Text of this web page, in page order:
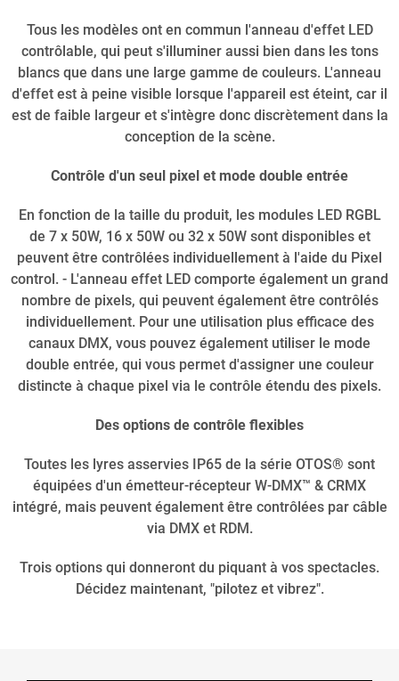
Tous les modèles ont en commun l'anneau d'effet LED
contrôlable, qui peut s'illuminer aussi bien dans les tons
blancs que dans une large gamme de couleurs. L'anneau
d'effet est à peine visible lorsque l'appareil est éteint, car il
est de faible largeur et s'intègre donc discrètement dans la
conception de la scène.
Contrôle d'un seul pixel et mode double entrée
En fonction de la taille du produit, les modules LED RGBL
de 7 x 50W, 16 x 50W ou 32 x 50W sont disponibles et
peuvent être contrôlées individuellement à l'aide du Pixel
control. - L'anneau effet LED comporte également un grand
nombre de pixels, qui peuvent également être contrôlés
individuellement. Pour une utilisation plus efficace des
canaux DMX, vous pouvez également utiliser le mode
double entrée, qui vous permet d'assigner une couleur
distincte à chaque pixel via le contrôle étendu des pixels.
Des options de contrôle flexibles
Toutes les lyres asservies IP65 de la série OTOS® sont
équipées d'un émetteur-récepteur W-DMX™ & CRMX
intégré, mais peuvent également être contrôlées par câble
via DMX et RDM.
Trois options qui donneront du piquant à vos spectacles.
Décidez maintenant, "pilotez et vibrez".